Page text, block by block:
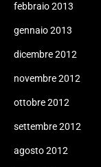
febbraio 2013
gennaio 2013
dicembre 2012
novembre 2012
ottobre 2012
settembre 2012
agosto 2012